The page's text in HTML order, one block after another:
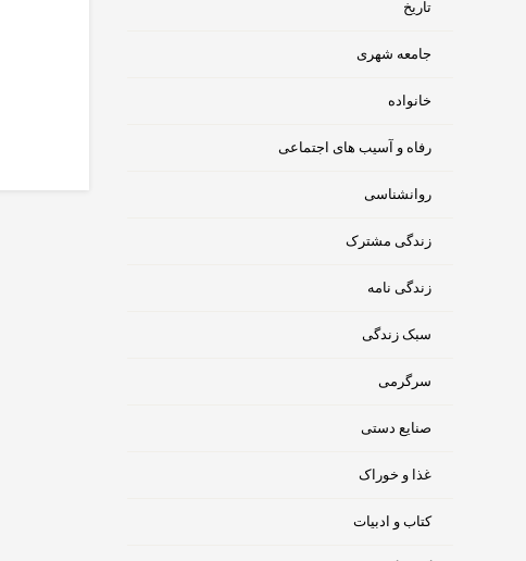
تاریخ
جامعه شهری
خانواده
رفاه و آسیب های اجتماعی
روانشناسی
زندگی مشترک
زندگی نامه
سبک زندگی
سرگرمی
صنایع دستی
غذا و خوراک
کتاب و ادبیات